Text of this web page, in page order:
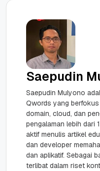
Saepudin
Saepudin Mulyono
Qwords yang
domain, cloud, dan
pengalaman lebih dari
aktif menulis artikel
dan developer
dan aplikatif. Sebagai
terlibat dalam riset